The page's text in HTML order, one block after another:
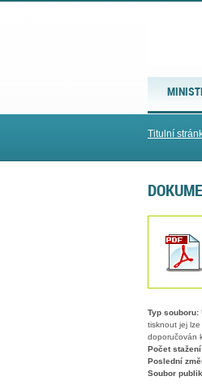
Titulní
Typ souboru:
tisknout jej
doporučován
Počet
Poslední
Soubor